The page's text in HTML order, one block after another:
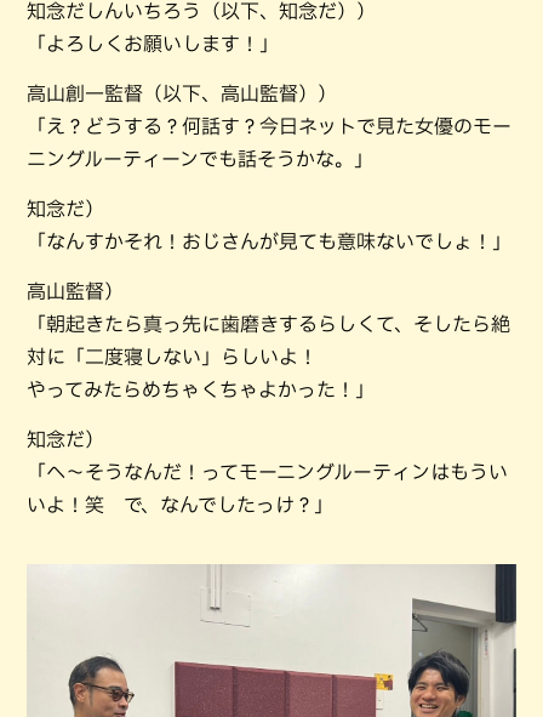
知念だしんいちろう（以下、知念だ））
「よろしくお願いします！」
高山創一監督（以下、高山監督））
「え？どうする？何話す？今日ネットで見た女優のモー
ニングルーティーンでも話そうかな。」
知念だ）
「なんすかそれ！おじさんが見ても意味ないでしょ！」
高山監督）
「朝起きたら真っ先に歯磨きするらしくて、そしたら絶
対に「二度寝しない」らしいよ！
やってみたらめちゃくちゃよかった！」
知念だ）
「へ～そうなんだ！ってモーニングルーティンはもうい
いよ！笑 で、なんでしたっけ？」